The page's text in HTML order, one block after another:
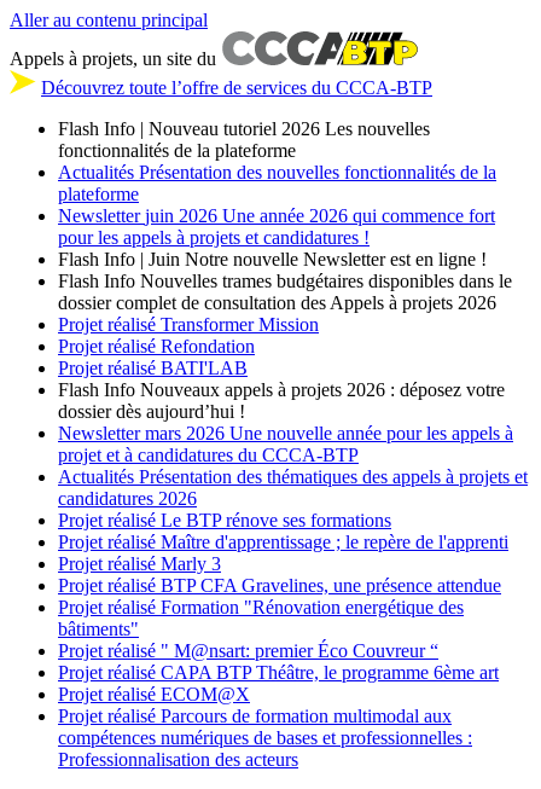
Aller au contenu principal
Appels à projets, un site du
Découvrez toute l’offre de services du CCCA-BTP
Flash Info | Nouveau tutoriel 2026 Les nouvelles
fonctionnalités de la plateforme
Actualités Présentation des nouvelles fonctionnalités de la
plateforme
Newsletter juin 2026 Une année 2026 qui commence fort
pour les appels à projets et candidatures !
Flash Info | Juin Notre nouvelle Newsletter est en ligne !
Flash Info Nouvelles trames budgétaires disponibles dans le
dossier complet de consultation des Appels à projets 2026
Projet réalisé Transformer Mission
Projet réalisé Refondation
Projet réalisé BATI'LAB
Flash Info Nouveaux appels à projets 2026 : déposez votre
dossier dès aujourd’hui !
Newsletter mars 2026 Une nouvelle année pour les appels à
projet et à candidatures du CCCA-BTP
Actualités Présentation des thématiques des appels à projets et
candidatures 2026
Projet réalisé Le BTP rénove ses formations
Projet réalisé Maître d'apprentissage ; le repère de l'apprenti
Projet réalisé Marly 3
Projet réalisé BTP CFA Gravelines, une présence attendue
Projet réalisé Formation "Rénovation energétique des
bâtiments"
Projet réalisé " M@nsart: premier Éco Couvreur “
Projet réalisé CAPA BTP Théâtre, le programme 6ème art
Projet réalisé ECOM@X
Projet réalisé Parcours de formation multimodal aux
compétences numériques de bases et professionnelles :
Professionnalisation des acteurs